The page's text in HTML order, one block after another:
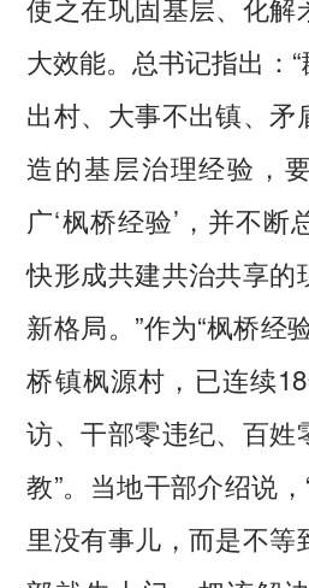
大效能。总书记指出：
出村、大事不出镇、矛
造的基层治理经验，
广‘枫桥经验’，并不
快形成共建共治共享的
新格局。”作为“枫桥经
桥镇枫源村，已连续
访、干部零违纪、百姓
教”。当地干部介绍说
里没有事儿，而是不等